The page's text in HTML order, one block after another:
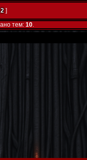
2 ]
тем: 10.